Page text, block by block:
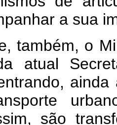
a sua
o
atual
são